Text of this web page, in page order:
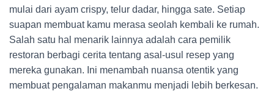
mulai dari ayam crispy, telur dadar, hingga sate. Setiap
suapan membuat kamu merasa seolah kembali ke rumah.
Salah satu hal menarik lainnya adalah cara pemilik
restoran berbagi cerita tentang asal-usul resep yang
mereka gunakan. Ini menambah nuansa otentik yang
membuat pengalaman makanmu menjadi lebih berkesan.